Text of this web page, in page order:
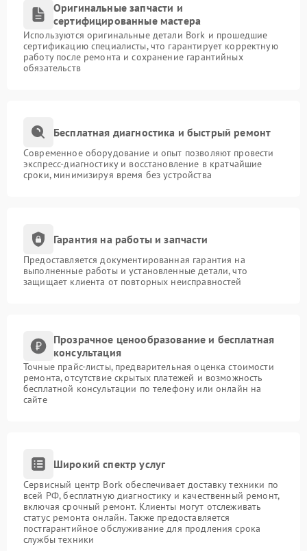
Оригинальные запчасти и
сертифицированные мастера
Используются оригинальные детали Bork и прошедшие
сертификацию специалисты, что гарантирует корректную
работу после ремонта и сохранение гарантийных
обязательств
Бесплатная диагностика и быстрый ремонт
Современное оборудование и опыт позволяют провести
экспресс-диагностику и восстановление в кратчайшие
сроки, минимизируя время без устройства
Гарантия на работы и запчасти
Предоставляется документированная гарантия на
выполненные работы и установленные детали, что
защищает клиента от повторных неисправностей
Прозрачное ценообразование и бесплатная
консультация
Точные прайс-листы, предварительная оценка стоимости
ремонта, отсутствие скрытых платежей и возможность
бесплатной консультации по телефону или онлайн на
сайте
Широкий спектр услуг
Сервисный центр Bork обеспечивает доставку техники по
всей РФ, бесплатную диагностику и качественный ремонт,
включая срочный ремонт. Клиенты могут отслеживать
статус ремонта онлайн. Также предоставляется
постгарантийное обслуживание для продления срока
службы техники